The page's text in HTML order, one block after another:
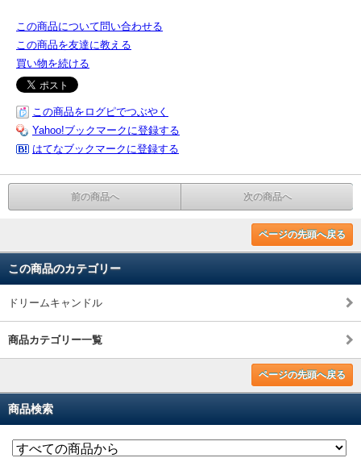
この商品について問い合わせる
この商品を友達に教える
買い物を続ける
この商品をログピでつぶやく
Yahoo!ブックマークに登録する
はてなブックマークに登録する
前の商品へ 次の商品へ
ページの先頭へ戻る
この商品のカテゴリー
ドリームキャンドル
商品カテゴリー一覧
ページの先頭へ戻る
商品検索